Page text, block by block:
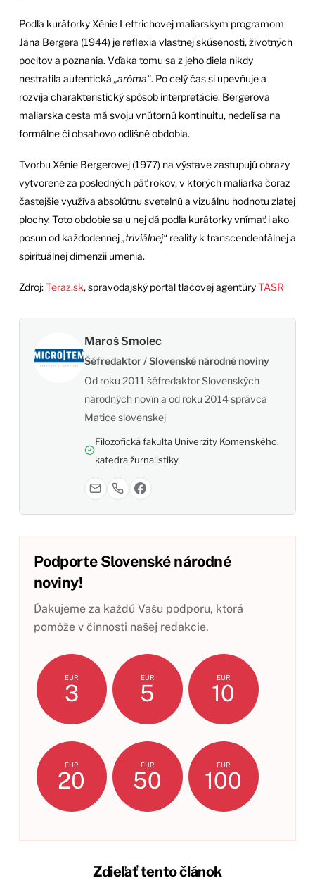
Podľa kurátorky Xénie Lettrichovej maliarskym programom
Jána Bergera (1944) je reflexia vlastnej skúsenosti, životných
pocitov a poznania. Vďaka tomu sa z jeho diela nikdy
nestratila autentická „aróma“. Po celý čas si upevňuje a
rozvíja charakteristický spôsob interpretácie. Bergerova
maliarska cesta má svoju vnútornú kontinuitu, nedelí sa na
formálne či obsahovo odlišné obdobia.
Tvorbu Xénie Bergerovej (1977) na výstave zastupujú obrazy
vytvorené za posledných päť rokov, v ktorých maliarka čoraz
častejšie využíva absolútnu svetelnú a vizuálnu hodnotu zlatej
plochy. Toto obdobie sa u nej dá podľa kurátorky vnímať i ako
posun od každodennej„triviálnej“reality k transcendentálnej a
spirituálnej dimenzii umenia.
Zdroj:Teraz.sk, spravodajský portál tlačovej agentúryTASR
Maroš Smolec
Šéfredaktor / Slovenské národné noviny
Od roku 2011 šéfredaktor Slovenských
národných novín a od roku 2014 správca
Matice slovenskej
Filozofická fakulta Univerzity Komenského,
katedra žurnalistiky
Podporte Slovenské národné
noviny!
Ďakujeme za každú Vašu podporu, ktorá
pomôže v činnosti našej redakcie.
EUR
3
EUR
5
EUR
10
EUR
20
EUR
50
EUR
100
Zdieľať tento článok